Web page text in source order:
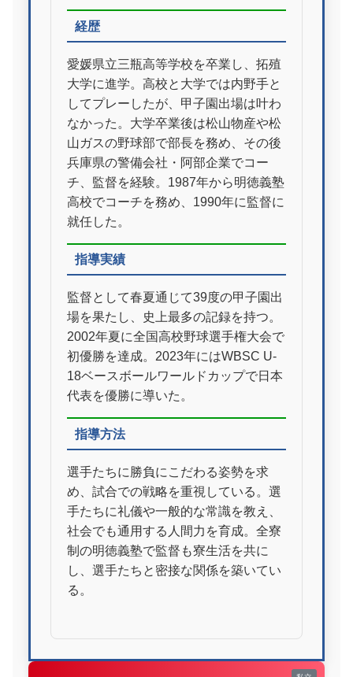
経歴
愛媛県立三瓶高等学校を卒業し、拓殖
大学に進学。高校と大学では内野手と
してプレーしたが、甲子園出場は叶わ
なかった。大学卒業後は松山物産や松
山ガスの野球部で部長を務め、その後
兵庫県の警備会社・阿部企業でコー
チ、監督を経験。1987年から明徳義塾
高校でコーチを務め、1990年に監督に
就任した。
指導実績
監督として春夏通じて39度の甲子園出
場を果たし、史上最多の記録を持つ。
2002年夏に全国高校野球選手権大会で
初優勝を達成。2023年にはWBSC U-
18ベースボールワールドカップで日本
代表を優勝に導いた。
指導方法
選手たちに勝負にこだわる姿勢を求
め、試合での戦略を重視している。選
手たちに礼儀や一般的な常識を教え、
社会でも通用する人間力を育成。全寮
制の明徳義塾で監督も寮生活を共に
し、選手たちと密接な関係を築いてい
る。